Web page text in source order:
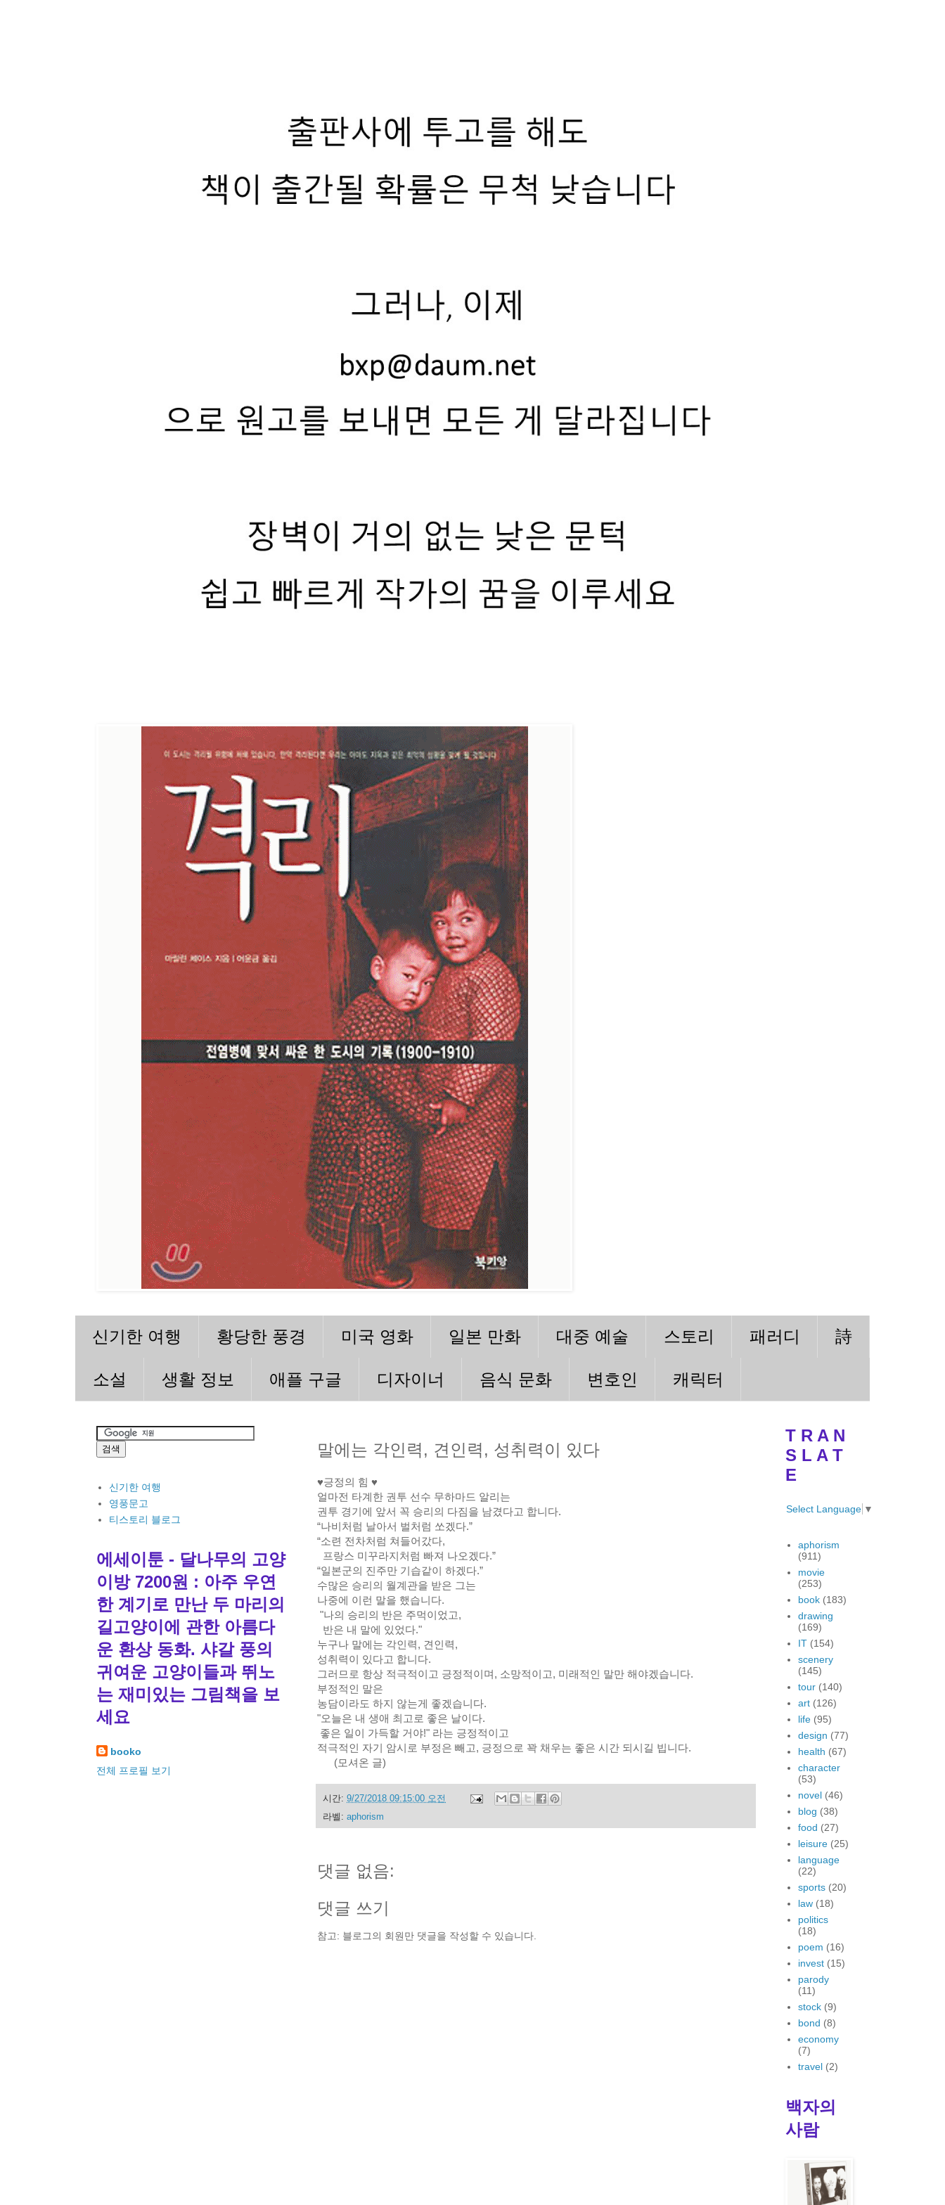
신기한 여행 황당한 풍경 미국 영화 일본 만화 대중 예술 스토리 패러디 詩
소설 생활 정보 애플 구글 디자이너 음식 문화 변호인 캐릭터
말에는 각인력, 견인력, 성취력이 있다
♥긍정의 힘 ♥
얼마전 타계한 권투 선수 무하마드 알리는
권투 경기에 앞서 꼭 승리의 다짐을 남겼다고 합니다.
“나비처럼 날아서 벌처럼 쏘겠다.”
“소련 전차처럼 쳐들어갔다,
프랑스 미꾸라지처럼 빠져 나오겠다.”
“일본군의 진주만 기습같이 하겠다.”
수많은 승리의 월계관을 받은 그는
나중에 이런 말을 했습니다.
"나의 승리의 반은 주먹이었고,
반은 내 말에 있었다."
누구나 말에는 각인력, 견인력,
성취력이 있다고 합니다.
그러므로 항상 적극적이고 긍정적이며, 소망적이고, 미래적인 말만 해야겠습니다.
부정적인 말은
농담이라도 하지 않는게 좋겠습니다.
"오늘은 내 생애 최고로 좋은 날이다.
좋은 일이 가득할 거야!" 라는 긍정적이고
적극적인 자기 암시로 부정은 빼고, 긍정으로 꽉 채우는 좋은 시간 되시길 빕니다.
(모셔온 글)
시간: 9/27/2018 09:15:00 오전
라벨: aphorism
댓글 없음:
댓글 쓰기
참고: 블로그의 회원만 댓글을 작성할 수 있습니다.
신기한 여행
영풍문고
티스토리 블로그
에세이툰 - 달나무의 고양
이방 7200원 : 아주 우연
한 계기로 만난 두 마리의
길고양이에 관한 아름다
운 환상 동화. 샤갈 풍의
귀여운 고양이들과 뛰노
는 재미있는 그림책을 보
세요
booko
전체 프로필 보기
T R A N
S L A T
E
Select Language ▼
aphorism
(911)
movie
(253)
book (183)
drawing
(169)
IT (154)
scenery
(145)
tour (140)
art (126)
life (95)
design (77)
health (67)
character
(53)
novel (46)
blog (38)
food (27)
leisure (25)
language
(22)
sports (20)
law (18)
politics
(18)
poem (16)
invest (15)
parody
(11)
stock (9)
bond (8)
economy
(7)
travel (2)
백자의
사람